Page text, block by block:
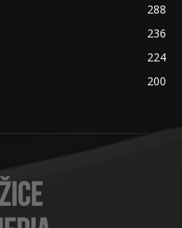
288
236
224
200